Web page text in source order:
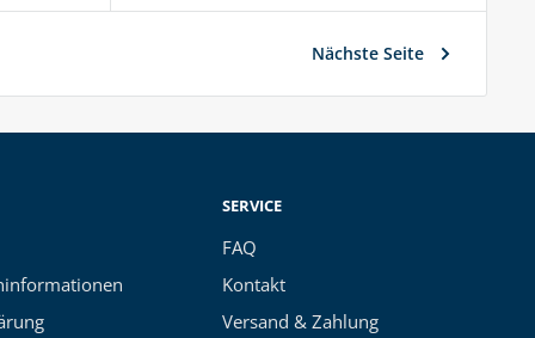
Nächste Seite
SERVICE
FAQ
Kontakt
Versand & Zahlung